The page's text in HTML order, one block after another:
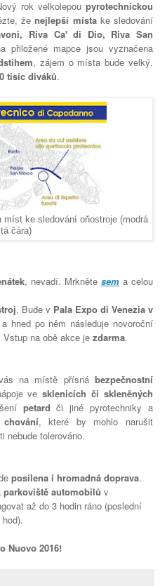
rok velkolepou pyrotechnickou
ženejlepší místake sledování
Riva Ca' di Dio, Riva San
přiložené mapce jsou vyznačena
, zájem o místa bude velký.
tisíc diváků.
ke sledování oňostroje (modrá
čára)
, nevadí. Mrkněte sema celou
. Bude v Pala Expo di Venezia v
a hned po něm následuje novoroční
na obě akce je zdarma.
na místě přísnábezpečnostní
vesklenicích či skleněných
petardči jiné pyrotechniky a
chování, které by mohlo narušit
nebude tolerováno.
posílena i hromadná doprava.
parkoviště automobilů v
až do 3 hodin ráno (poslední
Nuovo 2016!